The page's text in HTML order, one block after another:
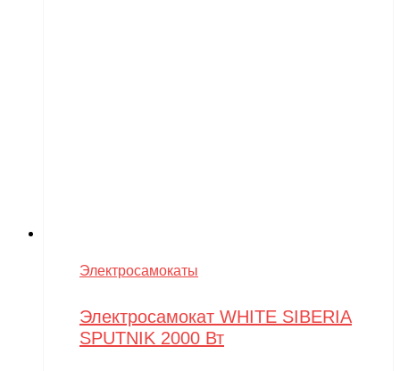
Электросамокаты
Электросамокат WHITE SIBERIA
SPUTNIK 2000 Вт